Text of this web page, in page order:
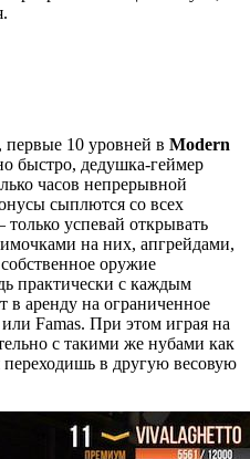
10 уровней в Modern
быстро, дедушка-геймер
часов непрерывной
сыплются со всех
успевай открывать
на них, апгрейдами,
оружие
практически с каждым
аренду на ограниченное
Famas. При этом играя на
с такими же нубами как
переходишь в другую весовую